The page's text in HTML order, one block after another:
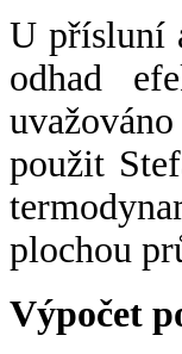
U přísluní
odhad
použit
plochou
Výpočet